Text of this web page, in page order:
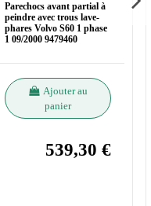
Parechocs avant partial à
peindre avec trous lave-
phares Volvo S60 1 phase
1 09/2000 9479460
Ajouter au
panier
539,30 €